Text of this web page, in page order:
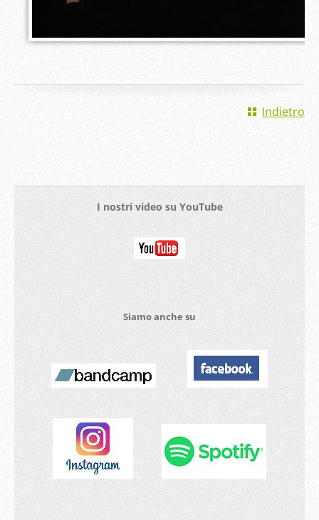
Indietro
I nostri video su YouTube
Siamo anche su